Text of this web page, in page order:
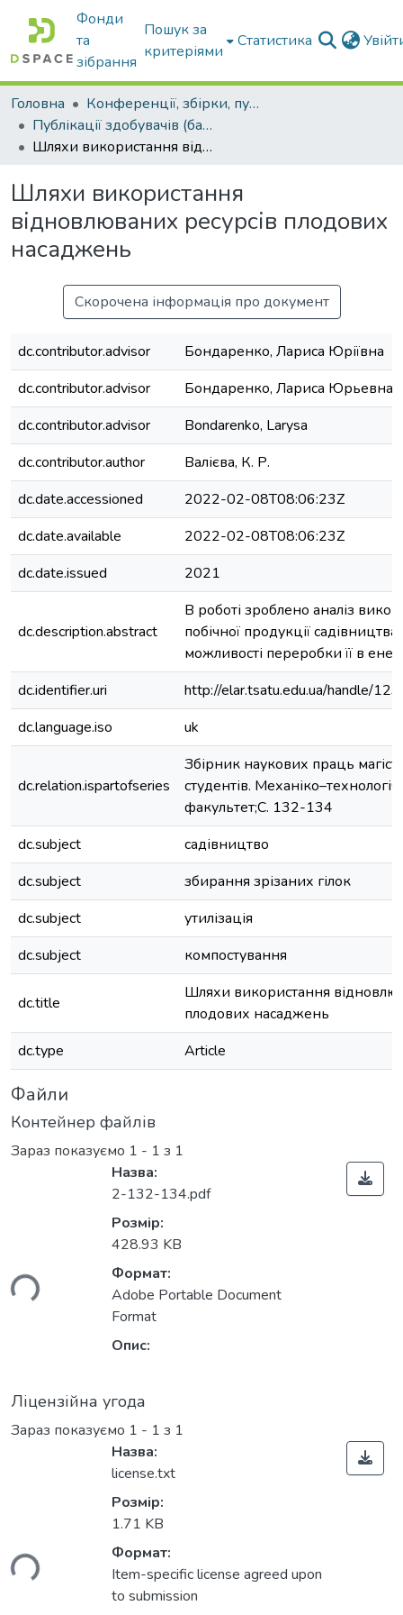
Фонди
та
зібрання
Пошук за
критеріями
Статистика
Головна
Конференції, збірки, публікації молодих вчених і здобувачів : магістрів, бакалаврів, аспірантів.
Публікації здобувачів (бакалаврів. магістрів, аспірантів)
Шляхи використання відновлюваних ресурсів плодових насаджень
Шляхи використання
відновлюваних ресурсів плодових
насаджень
Скорочена інформація про документ
dc.contributor.advisor
Бондаренко, Лариса Юріївна
dc.contributor.advisor
Бондаренко, Лариса Юрьевна
dc.contributor.advisor
Bondarenko, Larysa
dc.contributor.author
Валієва, К. Р.
dc.date.accessioned
2022-02-08T08:06:23Z
dc.date.available
2022-02-08T08:06:23Z
dc.date.issued
2021
dc.description.abstract
В роботі зроблено аналіз
побічної продукції
можливості переробки її в
dc.identifier.uri
http://elar.tsatu.edu.ua/handle/
dc.language.iso
uk
dc.relation.ispartofseries
Збірник наукових праць
студентів.
факультет;С. 132-134
dc.subject
садівництво
dc.subject
збирання зрізаних гілок
dc.subject
утилізація
dc.subject
компостування
dc.title
Шляхи використання
плодових насаджень
dc.type
Article
Файли
Контейнер файлів
Зараз показуємо 1 - 1 з 1
Назва:
2-132-134.pdf
Розмір:
428.93 KB
Формат:
Adobe Portable Document
Format
Опис:
Ліцензійна угода
Зараз показуємо 1 - 1 з 1
Назва:
license.txt
Розмір:
1.71 KB
Формат:
Item-specific license agreed upon
to submission